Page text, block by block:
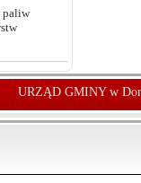
paliw
URZĄD GMINY w